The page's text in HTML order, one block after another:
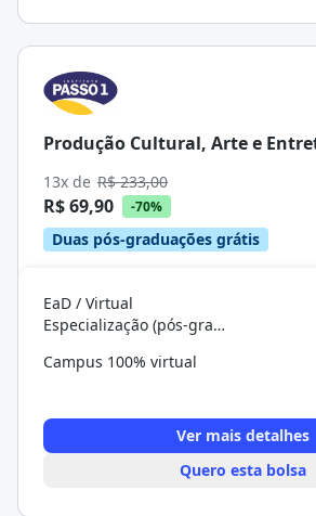
Produção Cultural, Arte e
13x de R$ 233,00
R$ 69,90 -70%
Duas pós-graduações grátis
EaD / Virtual
Especialização (pós-graduação)
Campus 100% virtual
Ver mais detalhes
Quero esta bolsa